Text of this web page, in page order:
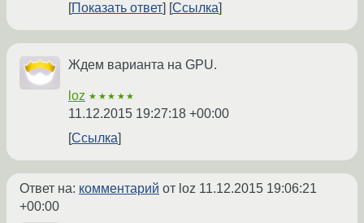
Показать ответ
Ссылка
Ждем варианта на GPU.
loz ★★★★★
11.12.2015 19:27:18 +00:00
Ссылка
Ответ на: комментарий от loz 11.12.2015 19:06:21
+00:00